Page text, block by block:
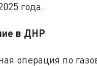
года.
в ДНР
операция по